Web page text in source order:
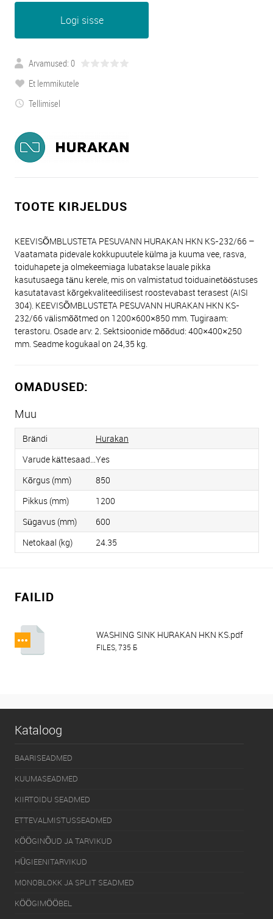
Logi sisse
Arvamused: 0
Et lemmikutele
Tellimisel
TOOTE KIRJELDUS
KEEVISÕMBLUSTETA PESUVANN HURAKAN HKN KS-232/66 –
Vaatamata pidevale kokkupuutele külma ja kuuma vee, rasva,
toiduhapete ja olmekeemiaga lubatakse lauale pikka
kasutusaega tänu kerele, mis on valmistatud toiduainetööstuses
kasutatavast kõrgekvaliteedilisest roostevabast terasest (AISI
304). KEEVISÕMBLUSTETA PESUVANN HURAKAN HKN KS-
232/66 välismõõtmed on 1200×600×850 mm. Tugiraam:
terastoru. Osade arv: 2. Sektsioonide mõõdud: 400×400×250
mm. Seadme kogukaal on 24,35 kg.
OMADUSED:
Muu
Brändi
Hurakan
Varude kättesaadavusYes
Kõrgus (mm)
850
Pikkus (mm)
1200
Sügavus (mm)
600
Netokaal (kg)
24.35
FAILID
WASHING SINK HURAKAN HKN KS.pdf
FILES, 735 Б
Kataloog
BAARISEADMED
KUUMASEADMED
KIIRTOIDU SEADMED
ETTEVALMISTUSSEADMED
KÖÖGINÕUD JA TARVIKUD
HÜGIEENITARVIKUD
MONOBLOKK JA SPLIT SEADMED
KÖÖGIMÖÖBEL